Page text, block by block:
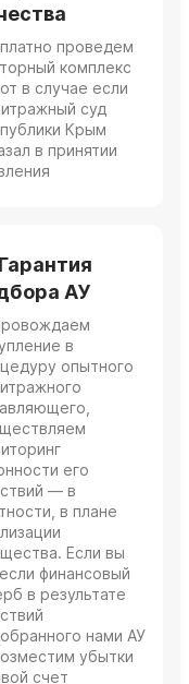
проведем
комплекс
в случае если
суд
Крым
в принятии
Гарантия
АУ
в
опытного
его
— в
в плане
Если вы
финансовый
в результате
нами АУ
убытки
счет